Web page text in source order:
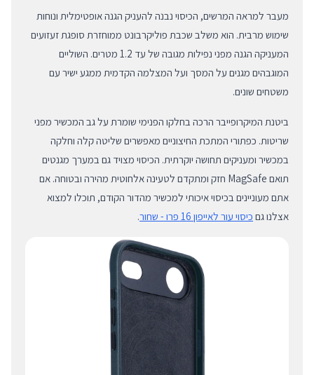
מעבר למראה המרשים, הכיסוי נבנה להעניק הגנה אופטימלית ונוחות
שימוש מרבית. הוא משלב שכבת פוליקרבונט ממוחזרת סופגת זעזועים
המעניקה הגנה מפני נפילות מגובה של עד 1.2 מטרים. השוליים
המוגבהים מגנים על המסך ועל המצלמה הקדמית ממגע ישיר עם
משטחים שונים.
ביטנת המיקרופייבר הרכה בחלקו הפנימי שומרת על גב המכשיר מפני
שריטות. כפתורי המתכת החיצוניים מאפשרים שליטה קלה וחלקה
במכשיר ומעניקים תחושה יוקרתית. הכיסוי מצויד גם במערך מגנטים
תואם MagSafe חזק ומתקדם לטעינה אלחוטית מהירה ובטוחה. אם
אתם מעוניינים בכיסוי איכותי למכשיר מהדור הקודם, תוכלו למצוא
אצלנו גם כיסוי עור לאייפון 16 פרו - שחור .